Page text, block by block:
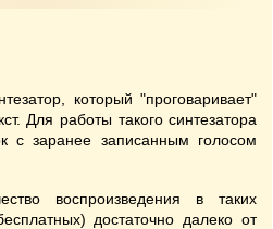
который "проговаривает"
Для работы такого синтезатора
с заранее записанным голосом
воспроизведения в таких
достаточно далеко от